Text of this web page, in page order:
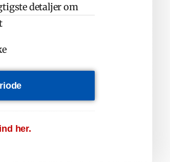
detaljer om
her.